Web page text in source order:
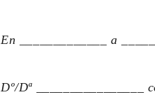
En _____________ a
Dº/Dª ________________